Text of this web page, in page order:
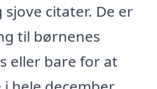
citater. De er
til børnenes
eller bare for at